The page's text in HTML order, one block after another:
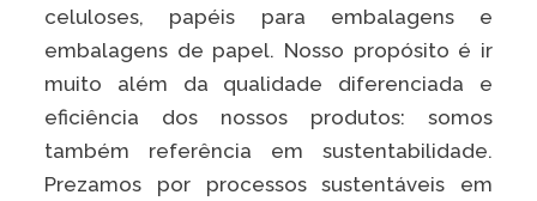
Painel ASG
Klabin
Caiubi
Parque
Klabin
celuloses, papéis para embalagens e
embalagens de papel. Nosso propósito é ir
muito além da qualidade diferenciada e
eficiência dos nossos produtos: somos
também referência em sustentabilidade.
Prezamos por processos sustentáveis em